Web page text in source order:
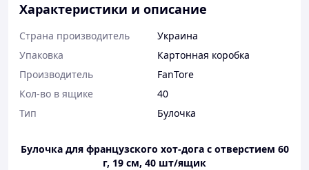
Характеристики и описание
Страна производитель
Украина
Упаковка
Картонная коробка
Производитель
FanTore
Кол-во в ящике
40
Тип
Булочка
Булочка для французского хот-дога с отверстием 60
г, 19 см, 40 шт/ящик